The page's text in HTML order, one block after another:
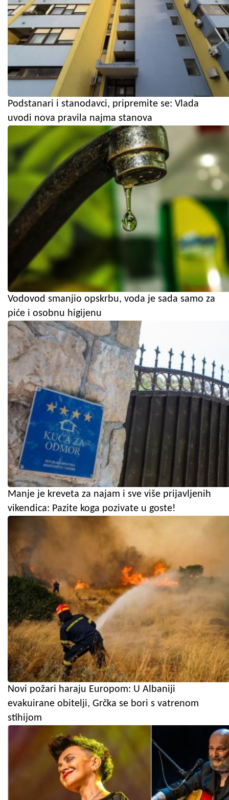
Podstanari i stanodavci, pripremite se: Vlada
uvodi nova pravila najma stanova
Vodovod smanjio opskrbu, voda je sada samo za
piće i osobnu higijenu
Manje je kreveta za najam i sve više prijavljenih
vikendica: Pazite koga pozivate u goste!
Novi požari haraju Europom: U Albaniji
evakuirane obitelji, Grčka se bori s vatrenom
stihijom